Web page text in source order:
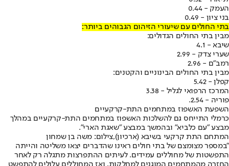
העמק - 0.44
בני ציון - 0.49
בתי החולים עם שיעורי הזיהום הגבוהים ביותר:
מבין בתי החולים הגדולים:
שיבא - 4.1
שערי צדק - 2.99
רמב"ם - 2.96
מבין בתי החולים הבינוניים והקטנים:
קפלן - 5.42
המרכז הרפואי לגליל - 3.38
פוריה - 2.54.
השפעת האשפוז במתחמים התת-קרקעיים
כרמלי התייחס גם להשלכות האשפוז במתחמים התת-קרקעיים במהלך
מבצע "עם כלביא" ובהמשך במבצע "שאגת הארי".
המתחם התת קרקעי בשיבא (ארכיון),צילום: משה בן שמחון
"במספר מצומצם של בתי חולים ראינו שהדברים יצאו משליטה והייתה
התפשטות של מחוללים עמידים. לעיתים ההתפרצות מתגלה רק לאחר